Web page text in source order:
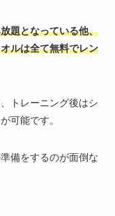
題となっている他、
ルは全て無料でレン
トレーニング後はシ
可能です。
備をするのが面倒な